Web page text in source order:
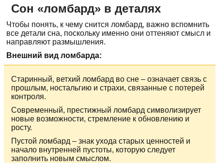
Сон «ломбард» в деталях
Чтобы понять, к чему снится ломбард, важно вспомнить
все детали сна, поскольку именно они оттеняют смысл и
направляют размышления.
Внешний вид ломбарда:
Старинный, ветхий ломбард во сне – означает связь с
прошлым, ностальгию и страхи, связанные с потерей
контроля.
Современный, престижный ломбард символизирует
новые возможности, стремление к обновлению и
росту.
Пустой ломбард – знак ухода старых ценностей и
начало внутренней пустоты, которую следует
заполнить новым смыслом.